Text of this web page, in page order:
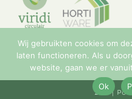
2023 |
Wij gebruikten cookies om
laten functioneren. Als u
website, gaan we er
Ok